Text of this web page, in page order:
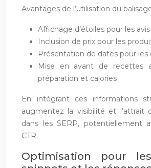
Avantages de l’utilisation du
Affichage d’étoiles pour les
Inclusion de prix pour les
Présentation de dates pour
Mise en avant de recettes
préparation et calories
En intégrant ces informations
augmentez la visibilité et l’attrait
dans les SERP, potentiellement
CTR.
Optimisation pour